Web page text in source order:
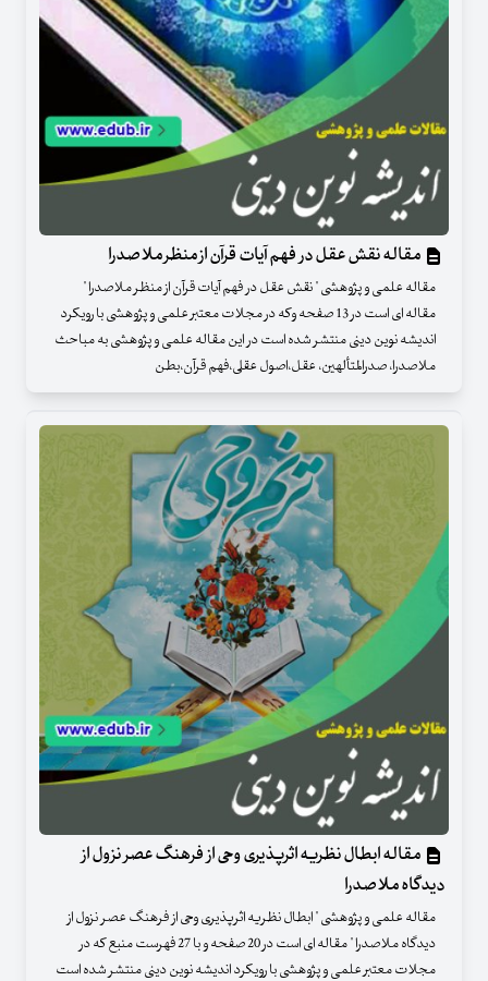
مقاله نقش عقل در فهم آیات قرآن از منظر ملاصدرا
مقاله علمی و پژوهشی " نقش عقل در فهم آیات قرآن از منظر ملاصدرا "
مقاله ای است در 13 صفحه وکه در مجلات معتبر علمی و پژوهشی با رویکرد
اندیشه نوین دینی منتشر شده است در این مقاله علمی و پژوهشی به مباحث
ملاصدرا، صدرالمتألهین، عقل،اصول عقلی،فهم قرآن،بطن
مقاله ابطال نظریه اثرپذیری وحی از فرهنگ عصر نزول از
دیدگاه ملاصدرا
مقاله علمی و پژوهشی " ابطال نظریه اثرپذیری وحی از فرهنگ عصر نزول از
دیدگاه ملاصدرا " مقاله ای است در 20 صفحه و با 27 فهرست منبع که در
مجلات معتبر علمی و پژوهشی با رویکرد اندیشه نوین دینی منتشر شده است